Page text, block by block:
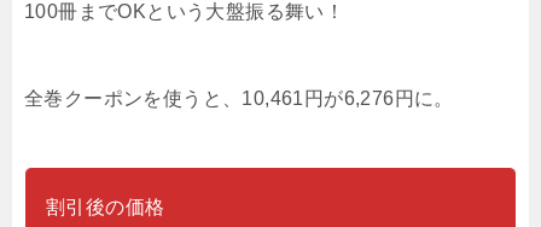
100冊までOKという大盤振る舞い！
全巻クーポンを使うと、10,461円が6,276円に。
割引後の価格